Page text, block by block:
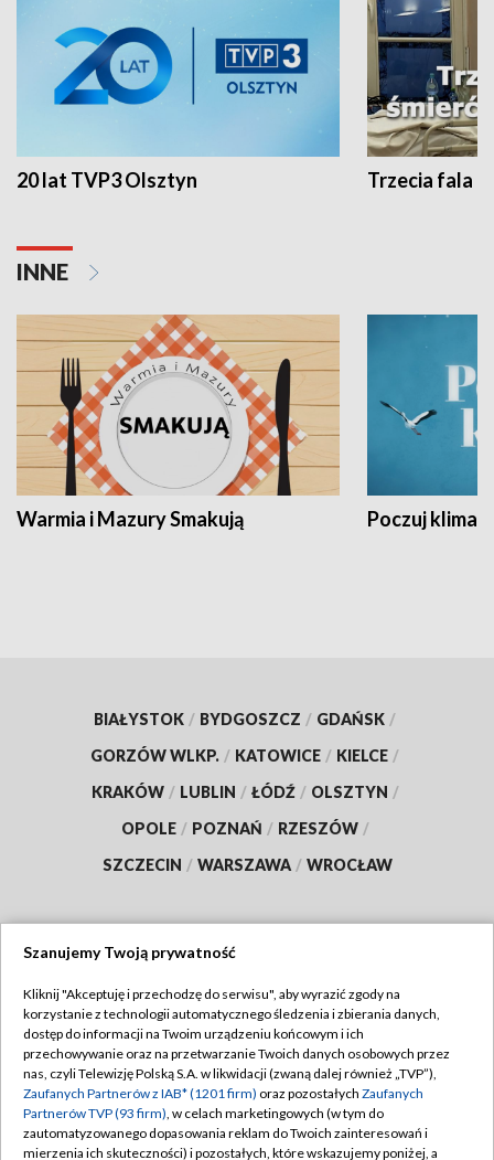
20 lat TVP3 Olsztyn Trzecia fala -
INNE
Warmia i Mazury Smakują Poczuj klimat
BIAŁYSTOK / BYDGOSZCZ / GDAŃSK /
GORZÓW WLKP. / KATOWICE / KIELCE /
KRAKÓW / LUBLIN / ŁÓDŹ / OLSZTYN /
OPOLE / POZNAŃ / RZESZÓW /
SZCZECIN / WARSZAWA / WROCŁAW
TVP
Abonament TVP
Emisja w TVP
Centrum informacji TVP
Regulamin TVP
Polityka prywatności
Moje zgody
Szanujemy Twoją prywatność
Kliknij "Akceptuję i przechodzę do serwisu", aby wyrazić zgody na
korzystanie z technologii automatycznego śledzenia i zbierania danych,
dostęp do informacji na Twoim urządzeniu końcowym i ich
przechowywanie oraz na przetwarzanie Twoich danych osobowych przez
nas, czyli Telewizję Polską S.A. w likwidacji (zwaną dalej również „TVP”),
Zaufanych Partnerów z IAB* (1201 firm) oraz pozostałych Zaufanych
Partnerów TVP (93 firm), w celach marketingowych (w tym do
zautomatyzowanego dopasowania reklam do Twoich zainteresowań i
mierzenia ich skuteczności) i pozostałych, które wskazujemy poniżej, a